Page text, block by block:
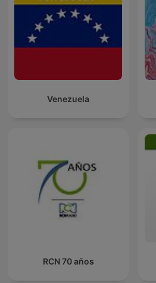
Venezuela
RCN 70 años